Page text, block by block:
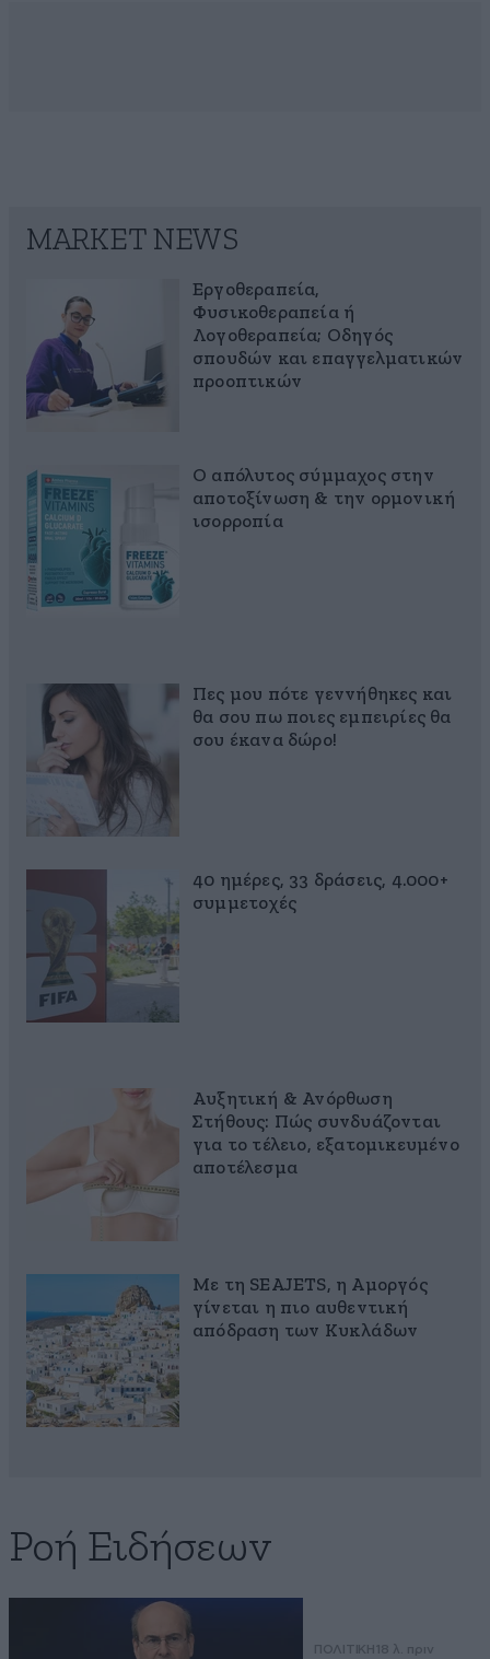
MARKET NEWS
Εργοθεραπεία,
Φυσικοθεραπεία ή
Λογοθεραπεία; Οδηγός
σπουδών και επαγγελματικών
προοπτικών
Ο απόλυτος σύμμαχος στην
αποτοξίνωση & την ορμονική
ισορροπία
Πες μου πότε γεννήθηκες και
θα σου πω ποιες εμπειρίες θα
σου έκανα δώρο!
40 ημέρες, 33 δράσεις, 4.000+
συμμετοχές
Αυξητική & Ανόρθωση
Στήθους: Πώς συνδυάζονται
για το τέλειο, εξατομικευμένο
αποτέλεσμα
Με τη SEAJETS, η Αμοργός
γίνεται η πιο αυθεντική
απόδραση των Κυκλάδων
Ροή Ειδήσεων
ΠΟΛΙΤΙΚΗ 18 λ. πριν